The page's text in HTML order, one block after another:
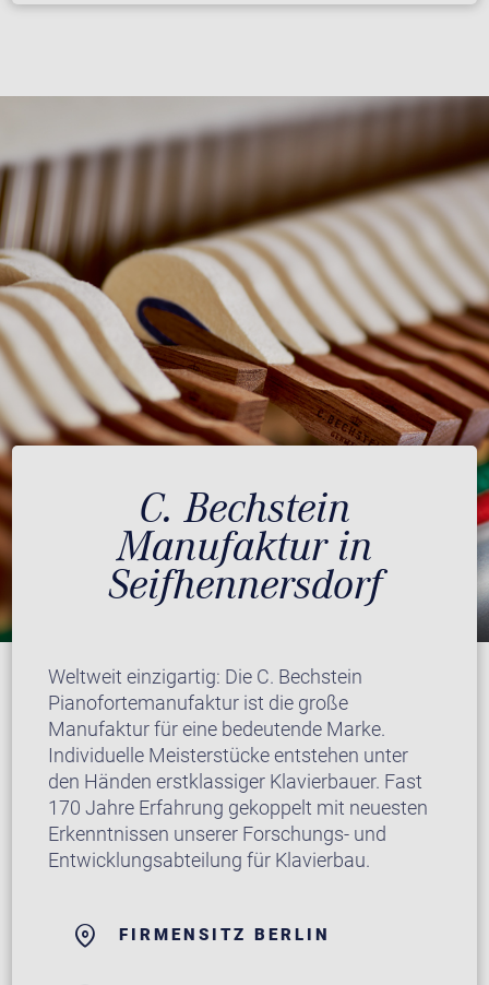
C. Bechstein
Manufaktur in
Seifhennersdorf
Weltweit einzigartig: Die C. Bechstein
Pianofortemanufaktur ist die große
Manufaktur für eine bedeutende Marke.
Individuelle Meisterstücke entstehen unter
den Händen erstklassiger Klavierbauer. Fast
170 Jahre Erfahrung gekoppelt mit neuesten
Erkenntnissen unserer Forschungs- und
Entwicklungsabteilung für Klavierbau.
FIRMENSITZ BERLIN